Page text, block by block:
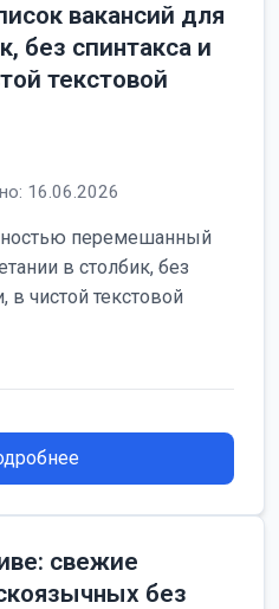
вакансий для
без спинтакса и
текстовой
16.06.2026
перемешанный
в столбик, без
в чистой текстовой
производстве:
свежие
без